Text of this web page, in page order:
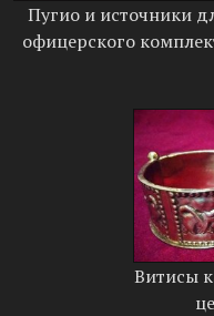
Пугио и источники
офицерского
Витисы